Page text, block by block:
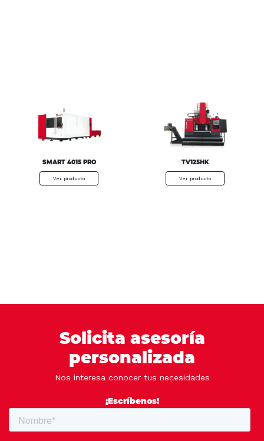
SMART 4015 PRO
Ver producto
TV125HK
Ver producto
Solicita asesoría
personalizada
Nos interesa conocer tus necesidades
¡Escríbenos!